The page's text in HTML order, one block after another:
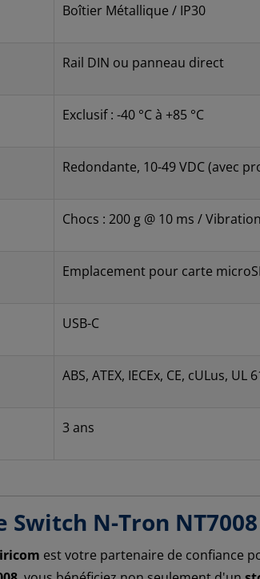
Boîtier Métallique / IP30
Rail DIN ou panneau direct
Exclusif : -40 °C à +85 °C
Redondante, 10-49 VDC (avec
Chocs : 200 g @ 10 ms /
Emplacement pour carte
USB-C
ABS, ATEX, IECEx, CE, cULus, UL
3 ans
N-Tron NT7008
est votre partenaire de confiance